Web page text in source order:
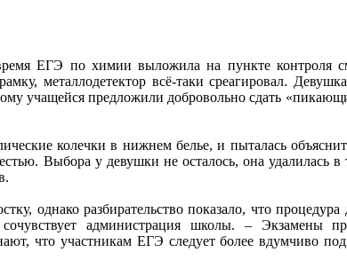
ЕГЭ по химии выложила на пункте контроля
металлодетектор всё-таки среагировал.
учащейся предложили добровольно сдать
колечки в нижнем белье, и пыталась
Выбора у девушки не осталось, она удалилась в
однако разбирательство показало, что
администрация школы. – Экзамены
что участникам ЕГЭ следует более вдумчиво